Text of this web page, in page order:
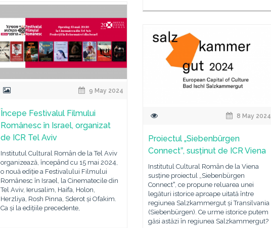
9 May 2024
Începe Festivalul Filmului
Românesc în Israel, organizat
de ICR Tel Aviv
Institutul Cultural Român de la Tel Aviv
organizează, începând cu 15 mai 2024,
o nouă ediție a Festivalului Filmului
Românesc în Israel, la Cinematecile din
Tel Aviv, Ierusalim, Haifa, Holon,
Herzliya, Rosh Pinna, Sderot și Ofakim.
Ca și la edițiile precedente,
8 May 2024
Proiectul „Siebenbürgen
Connectˮ, susținut de ICR Viena
Institutul Cultural Român de la Viena
susține proiectul „Siebenbürgen
Connectˮ, ce propune reluarea unei
legături istorice aproape uitată între
regiunea Salzkammergut și Transilvania
(Siebenbürgen). Ce urme istorice putem
găsi astăzi în regiunea Salzkammergut?